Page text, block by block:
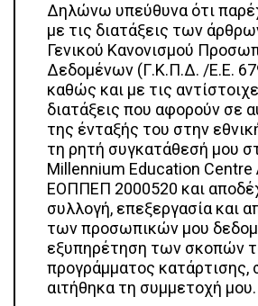
Δηλώνω υπεύθυνα ότι
με τις διατάξεις των
Γενικού Κανονισμού
Δεδομένων (Γ.Κ.Π.Δ. /Ε.Ε.
καθώς και με τις
διατάξεις που αφορούν σε
της ένταξής του στην
τη ρητή συγκατάθεσή μου
Millennium Education Centre
ΕΟΠΠΕΠ 2000520 και
συλλογή, επεξεργασία και
των προσωπικών μου
εξυπηρέτηση των σκοπών
προγράμματος κατάρτισης,
αιτήθηκα τη συμμετοχή μου.